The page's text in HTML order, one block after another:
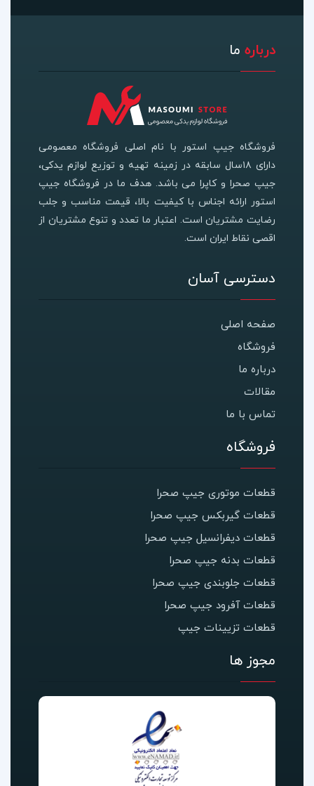
درباره ما
فروشگاه جیپ استور با نام اصلی فروشگاه معصومی
دارای ۱۸سال سابقه در زمینه تهیه و توزیع لوازم یدکی،
جیپ صحرا و کاپرا می باشد. هدف ما در فروشگاه جیپ
استور ارائه اجناس با کیفیت بالا، قیمت مناسب و جلب
رضایت مشتریان است. اعتبار ما تعدد و تنوع مشتریان از
اقصی نقاط ایران است.
دسترسی آسان
صفحه اصلی
فروشگاه
درباره ما
مقالات
تماس با ما
فروشگاه
قطعات موتوری جیپ صحرا
قطعات گیربکس جیپ صحرا
قطعات دیفرانسیل جیپ صحرا
قطعات بدنه جیپ صحرا
قطعات جلوبندی جیپ صحرا
قطعات آفرود جیپ صحرا
قطعات تزیینات جیپ
مجوز ها